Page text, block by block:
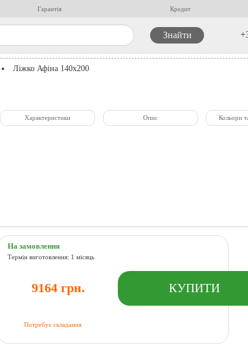
Гарантія Кредит
Ліжко Афіна 140x200
Характеристики Опис Кольори
На замовлення
Термін виготовлення: 1 місяць
9164 грн.
Потребує складання